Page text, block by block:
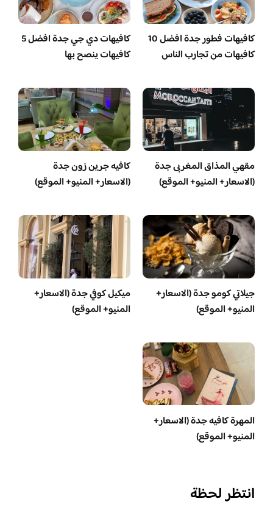
كافيهات فطور جدة افضل 10
كافيهات من تجارب الناس
كافيهات دي جي جدة افضل 5
كافيهات ينصح بها
مقهي المذاق المغربى جدة
(الاسعار+ المنيو+ الموقع)
كافيه جرين زون جدة
(الاسعار+ المنيو+ الموقع)
جيلاتي كومو جدة (الاسعار+
المنيو+ الموقع)
ميكيل كوفي جدة (الاسعار+
المنيو+ الموقع)
المهرة كافيه جدة (الاسعار+
المنيو+ الموقع)
انتظر لحظة